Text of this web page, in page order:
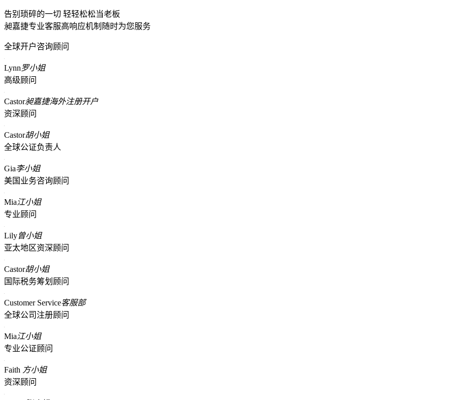
告别琐碎的一切 轻轻松松当老板
昶嘉捷专业客服高响应机制随时为您服务
全球开户咨询顾问
Lynn罗小姐
高级顾问
Castor昶嘉捷海外注册开户
资深顾问
Castor胡小姐
全球公证负责人
Gia李小姐
美国业务咨询顾问
Mia江小姐
专业顾问
Lily曾小姐
亚太地区资深顾问
Castor胡小姐
国际税务筹划顾问
Customer Service客服部
全球公司注册顾问
Mia江小姐
专业公证顾问
Faith 方小姐
资深顾问